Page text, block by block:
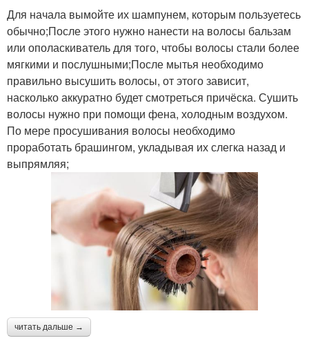
Для начала вымойте их шампунем, которым пользуетесь
обычно;После этого нужно нанести на волосы бальзам
или ополаскиватель для того, чтобы волосы стали более
мягкими и послушными;После мытья необходимо
правильно высушить волосы, от этого зависит,
насколько аккуратно будет смотреться причёска. Сушить
волосы нужно при помощи фена, холодным воздухом.
По мере просушивания волосы необходимо
проработать брашингом, укладывая их слегка назад и
выпрямляя;
читать дальше →